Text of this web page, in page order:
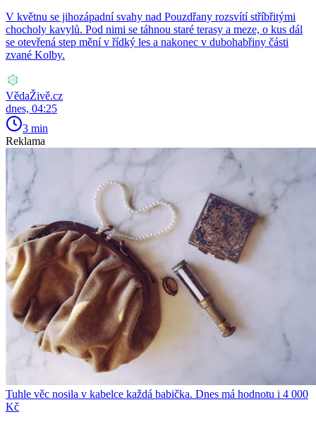
V květnu se jihozápadní svahy nad Pouzdřany rozsvítí stříbřitými
chocholy kavylů. Pod nimi se táhnou staré terasy a meze, o kus dál
se otevřená step mění v řídký les a nakonec v dubohabřiny části
zvané Kolby.
VědaŽivě.cz
dnes, 04:25
3 min
Reklama
Tuhle věc nosila v kabelce každá babička. Dnes má hodnotu i 4 000
Kč